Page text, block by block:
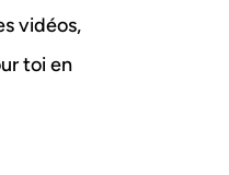
vidéos,
toi en